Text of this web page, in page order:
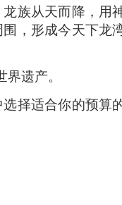
族从天而降，用
，形成今天下龙
遗产。
择适合你的预算